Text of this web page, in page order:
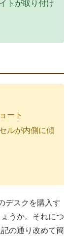
トが取り付け
ート
ルが内側に傾
デスクを購入す
うか。それにつ
の通り改めて簡